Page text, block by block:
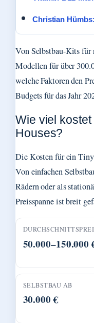
Christian
Von Selbstbau-Kits für
Modellen für über
welche Faktoren den
Budgets für das Jahr
Wie viel
Houses?
Die Kosten für ein
Von einfachen
Rädern oder als
Preisspanne ist breit
50.000–150.000
SELBSTBAU AB
30.000 €